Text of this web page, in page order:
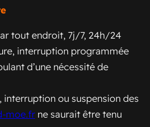
tout endroit, 7j/7, 24h/24
interruption programmée
d’une nécessité de
ou suspension des
moe.frne saurait être tenu